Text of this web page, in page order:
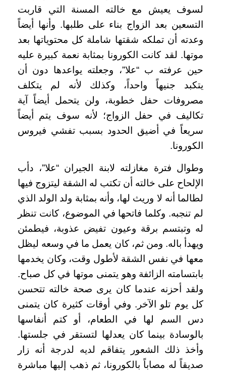
لسوف يعيش مع خالته المسنة التي قاربت
التسعين بعد الزواج بناء على طلبها. وأنها أيضاً
وعدته أن تملكه شقتها شاملة كل محتوياتها بعد
موتها. لقد كانت الكورونا بمثابة نعمة كبيرة عليه
حين عرفته ب “علا”، وجعلته يواعدها دون أن
يتكبد جنيهاً واحداً، وكذلك لأنه لم يتكلف
مصروفات حفل خطوبة، ولن يتحمل أيضاً آية
تكاليف في حفل الزواج؛ لأنه سوف يتم أيضاً
سريعاً في أضيق الحدود بسبب تفشي فيروس
الكورونا.
وطوال فترة مغازلته لابنة الجيران “علا”، دأب
الإلحاح على خالته أن تكتب له الشقة ليتزوج فيها
لطالما أنه لا وريث لها، وأنه بمثابة ولد الولد الذي
لم تنجبه. وكلما فاتحها في الموضوع، كانت تنظر
له وتبتسم برقة وعيون تفيض عذوبة، فيطمئن
ويهدأ باله. ومن ثم، كان يعمل ما في وسعه ليظل
معها في نفس الشقة لأطول وقت، وكان يخدمها
بابتسامته الزائفة وهو يتمنى موتها في كل صباح.
ولقد أحزنه عندما كان يرى صحة خالته تتحسن
كل يوم تلو الآخر. وفي أوقات كثيرة كان يتمنى
دس السم لها في الطعام، أو كتم أنفاسها
بالوسادة بينما كان يعدلها لتستقر في جلستها.
وأخذ ذلك الشعور يتفاقم لديه لدرجة أنه زار
صديقاً له مصاباً بالكورونا، ثم ذهب إليها مباشرة